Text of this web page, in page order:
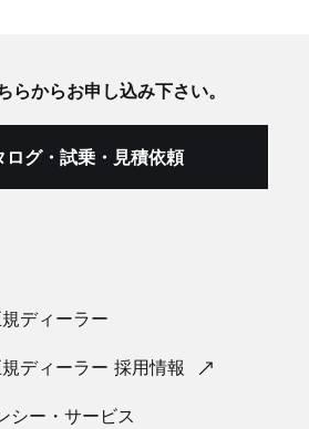
らからお申し込み下さい。
ログ・試乗・見積依頼
ディーラー
ディーラー採用情報
シー・サービス